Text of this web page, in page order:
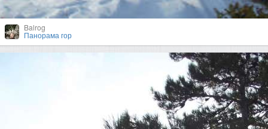
Balrog
Панорама гор